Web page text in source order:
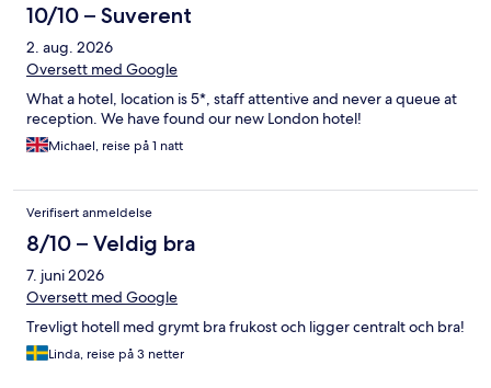
10/10 – Suverent
2. aug. 2026
Oversett med Google
What a hotel, location is 5*, staff attentive and never a queue at
reception. We have found our new London hotel!
Michael, reise på 1 natt
Verifisert anmeldelse
8/10 – Veldig bra
7. juni 2026
Oversett med Google
Trevligt hotell med grymt bra frukost och ligger centralt och bra!
Linda, reise på 3 netter